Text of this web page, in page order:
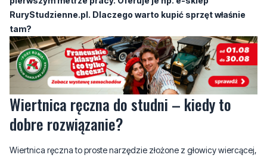
Wiertnica ręczna do studni – kiedy to
dobre rozwiązanie?
Wiertnica ręczna to proste narzędzie złożone z głowicy wiercącej,
sztang przedłużających oraz uchwytu obrotowego. Pracujesz nią
siłą własnych mięśni, stopniowo zagłębiasz świder w grunt i
wybierasz z niego urobek. Takie rozwiązanie świetnie sprawdza